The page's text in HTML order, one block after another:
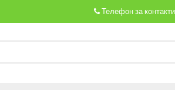
Телефон за контакти